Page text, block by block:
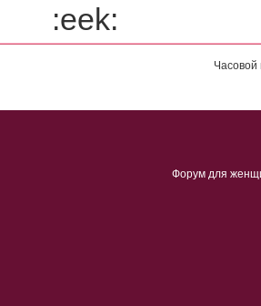
:eek:
Часовой
Форум для